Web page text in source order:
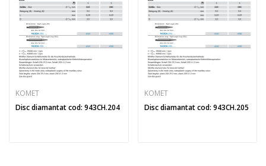
KOMET
Disc diamantat cod: 943CH.204
KOMET
Disc diamantat cod: 943CH.205